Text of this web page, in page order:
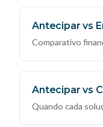
Antecipar vs
Comparativo
Antecipar vs
Quando cada